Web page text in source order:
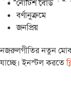
নোটিশ বোর্ড
বর্ণানুক্রমে
জনপ্রিয়
নজরুলগীতির নতুন
যাচ্ছে। ইনস্টল করতে